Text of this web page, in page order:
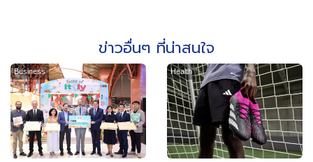
ข่าวอื่นๆ ที่น่าสนใจ
Business Health